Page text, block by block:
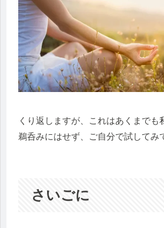
くり返しますが、これはあくまでも
鵜呑みにはせず、ご自分で試してみ
さいごに